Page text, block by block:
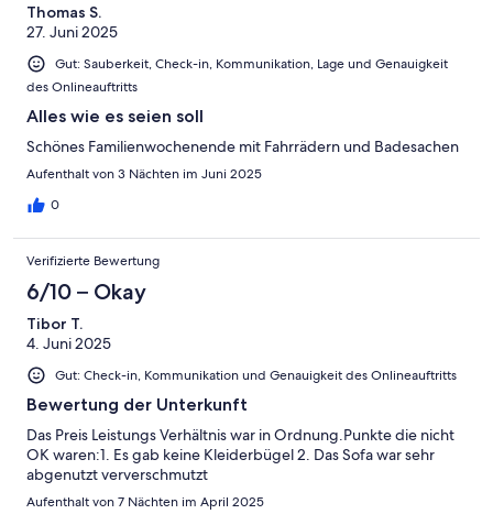
Thomas S.
27. Juni 2025
Gut: Sauberkeit, Check-in, Kommunikation, Lage und Genauigkeit
des Onlineauftritts
Alles wie es seien soll
Schönes Familienwochenende mit Fahrrädern und Badesachen
Aufenthalt von 3 Nächten im Juni 2025
0
Verifizierte Bewertung
6/10 – Okay
Tibor T.
4. Juni 2025
Gut: Check-in, Kommunikation und Genauigkeit des Onlineauftritts
Bewertung der Unterkunft
Das Preis Leistungs Verhältnis war in Ordnung.Punkte die nicht
OK waren:1. Es gab keine Kleiderbügel 2. Das Sofa war sehr
abgenutzt ververschmutzt
Aufenthalt von 7 Nächten im April 2025